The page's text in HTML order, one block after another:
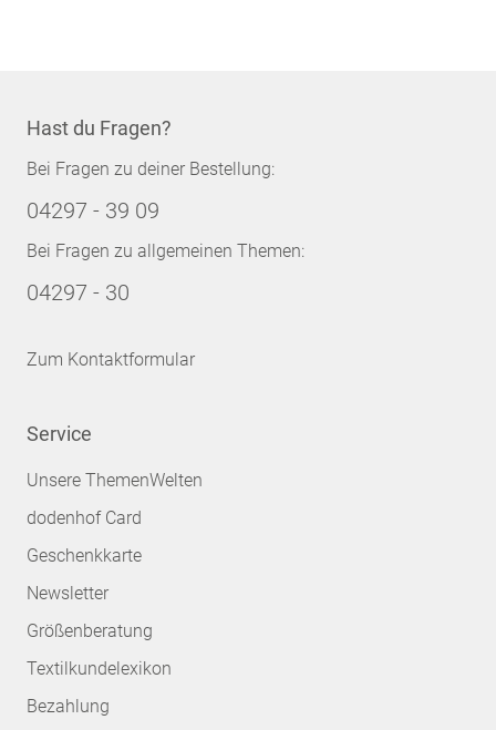
Hast du Fragen?
Bei Fragen zu deiner Bestellung:
04297 - 39 09
Bei Fragen zu allgemeinen Themen:
04297 - 30
Zum Kontaktformular
Service
Unsere ThemenWelten
dodenhof Card
Geschenkkarte
Newsletter
Größenberatung
Textilkundelexikon
Bezahlung